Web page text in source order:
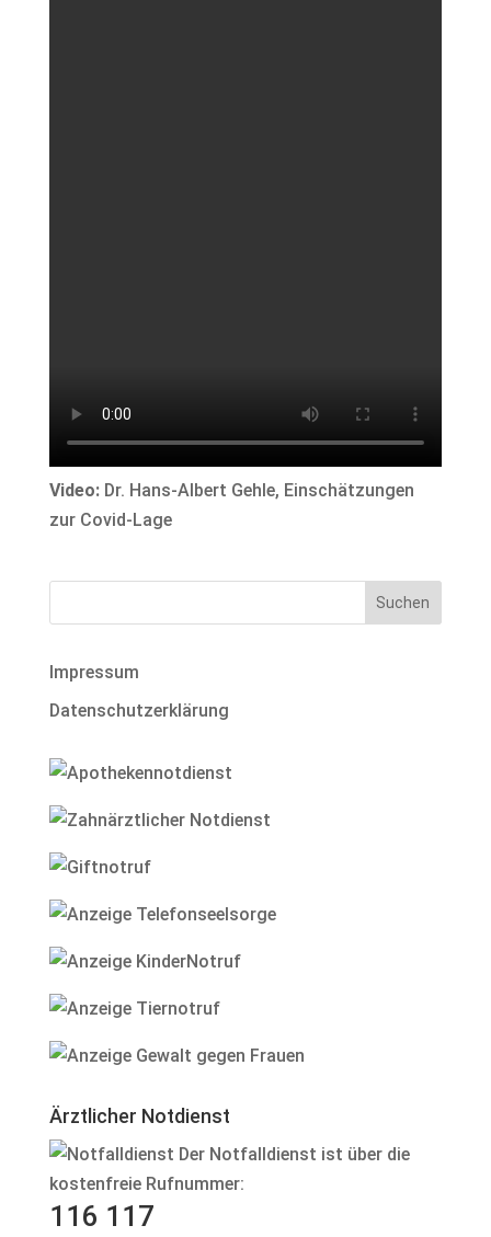
Video:Dr. Hans-Albert Gehle, Einschätzungen
zur Covid-Lage
Impressum
Datenschutzerklärung
Ärztlicher Notdienst
Der Notfalldienst ist über die
kostenfreie Rufnummer:
116 117